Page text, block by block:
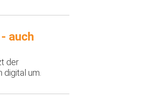
auch
der
digital um.